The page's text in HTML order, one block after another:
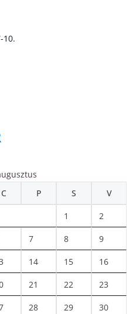
10.
C P S V
1 2
7 8 9
14 15 16
21 22 23
28 29 30